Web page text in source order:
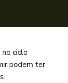
ciclo
podem ter